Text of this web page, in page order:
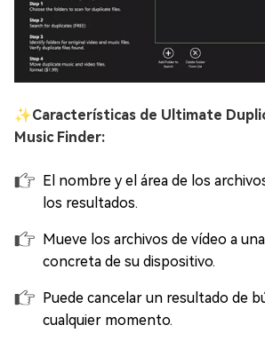
✨Características de Ultimate
Music Finder:
El nombre y el área de los
los resultados.
Mueve los archivos de vídeo a
concreta de su dispositivo.
Puede cancelar un resultado de
cualquier momento.